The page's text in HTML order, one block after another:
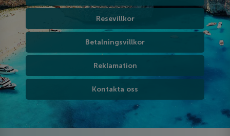
Resevillkor
Betalningsvillkor
Reklamation
Kontakta oss